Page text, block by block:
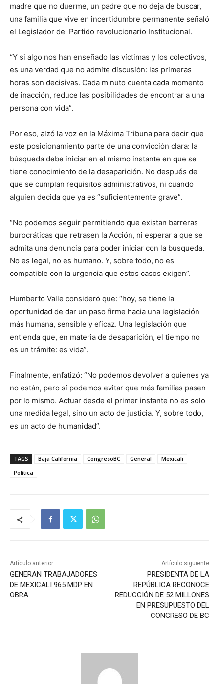
madre que no duerme, un padre que no deja de buscar,
una familia que vive en incertidumbre permanente señaló
el Legislador del Partido revolucionario Institucional.
“Y si algo nos han enseñado las víctimas y los colectivos,
es una verdad que no admite discusión: las primeras
horas son decisivas. Cada minuto cuenta cada momento
de inacción, reduce las posibilidades de encontrar a una
persona con vida”.
Por eso, alzó la voz en la Máxima Tribuna para decir que
este posicionamiento parte de una convicción clara: la
búsqueda debe iniciar en el mismo instante en que se
tiene conocimiento de la desaparición. No después de
que se cumplan requisitos administrativos, ni cuando
alguien decida que ya es “suficientemente grave”.
“No podemos seguir permitiendo que existan barreras
burocráticas que retrasen la Acción, ni esperar a que se
admita una denuncia para poder iniciar con la búsqueda.
No es legal, no es humano. Y, sobre todo, no es
compatible con la urgencia que estos casos exigen”.
Humberto Valle consideró que: “hoy, se tiene la
oportunidad de dar un paso firme hacia una legislación
más humana, sensible y eficaz. Una legislación que
entienda que, en materia de desaparición, el tiempo no
es un trámite: es vida”.
Finalmente, enfatizó: “No podemos devolver a quienes ya
no están, pero sí podemos evitar que más familias pasen
por lo mismo. Actuar desde el primer instante no es solo
una medida legal, sino un acto de justicia. Y, sobre todo,
es un acto de humanidad”.
TAGS Baja California CongresoBC General
Mexicali
Política
Artículo anterior
GENERAN TRABAJADORES
DE MEXICALI 965 MDP EN
OBRA
Artículo siguiente
PRESIDENTA DE LA
REPÚBLICA RECONOCE
REDUCCIÓN DE 52 MILLONES
EN PRESUPUESTO DEL
CONGRESO DE BC